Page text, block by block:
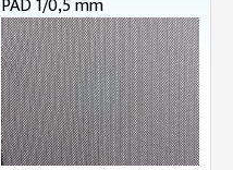
PAD 1/0,5 mm